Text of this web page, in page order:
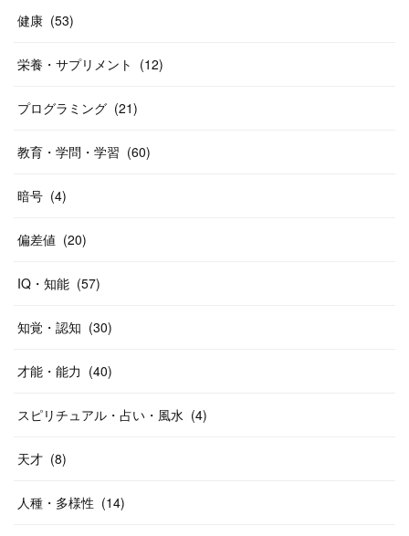
健康 (53)
栄養・サプリメント (12)
プログラミング (21)
教育・学問・学習 (60)
暗号 (4)
偏差値 (20)
IQ・知能 (57)
知覚・認知 (30)
才能・能力 (40)
スピリチュアル・占い・風水 (4)
天才 (8)
人種・多様性 (14)